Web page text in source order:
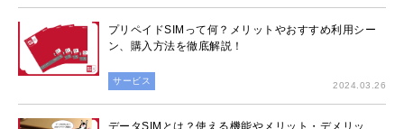
プリペイドSIMって何？メリットやおすすめ利用シー
ン、購入方法を徹底解説！
サービス 2024.03.26